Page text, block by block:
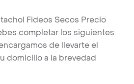
Fideos Secos Precio
completar los siguientes
de llevarte el
domicilio a la brevedad